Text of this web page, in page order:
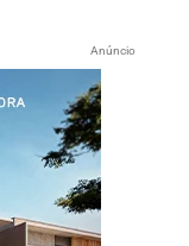
Anúncio